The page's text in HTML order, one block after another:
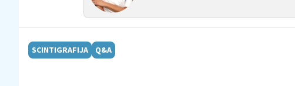
SCINTIGRAFIJA Q&A